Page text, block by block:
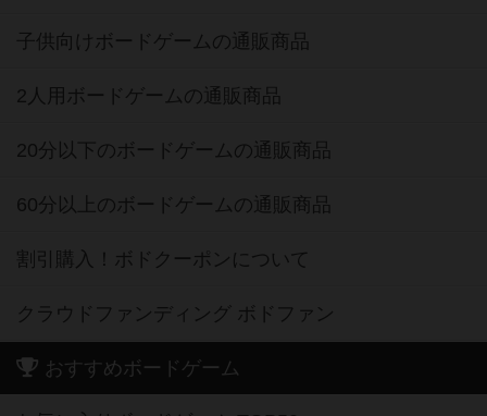
子供向けボードゲームの通販商品
2人用ボードゲームの通販商品
20分以下のボードゲームの通販商品
60分以上のボードゲームの通販商品
割引購入！ボドクーポンについて
クラウドファンディング ボドファン
おすすめボードゲーム